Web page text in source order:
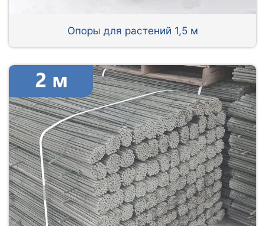
Опоры для растений 1,5 м